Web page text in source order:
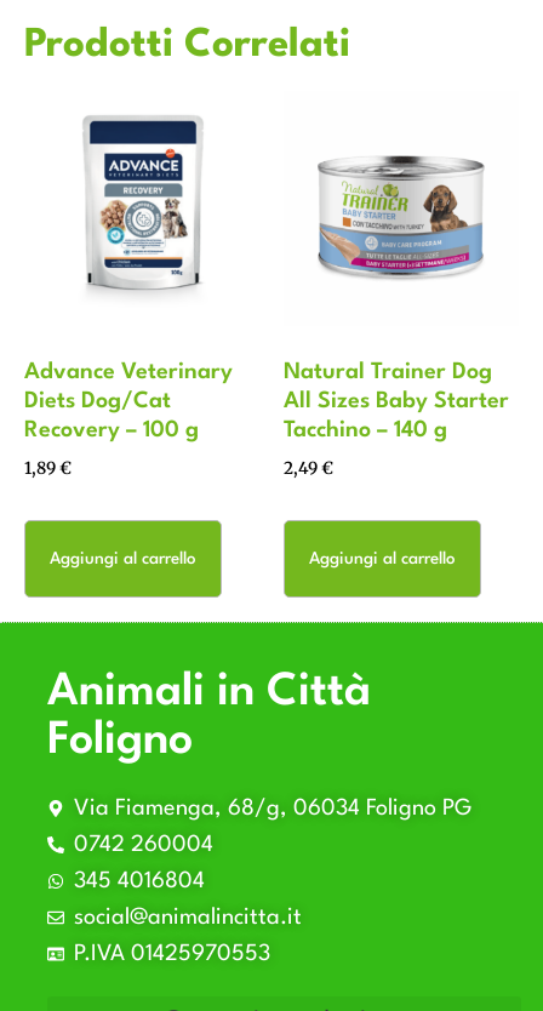
Prodotti Correlati
Advance Veterinary
Diets Dog/Cat
Recovery – 100 g
1,89€
Aggiungi al carrello
Natural Trainer Dog
All Sizes Baby Starter
Tacchino – 140 g
2,49€
Aggiungi al carrello
Animali in Città
Foligno
Via Fiamenga, 68/g, 06034 Foligno PG
0742 260004
345 4016804
social@animalincitta.it
P.IVA 01425970553